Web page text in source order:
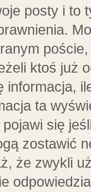
posty i to
ktoś już
informacja,
ta
pojawi się
zostawić
że zwykli